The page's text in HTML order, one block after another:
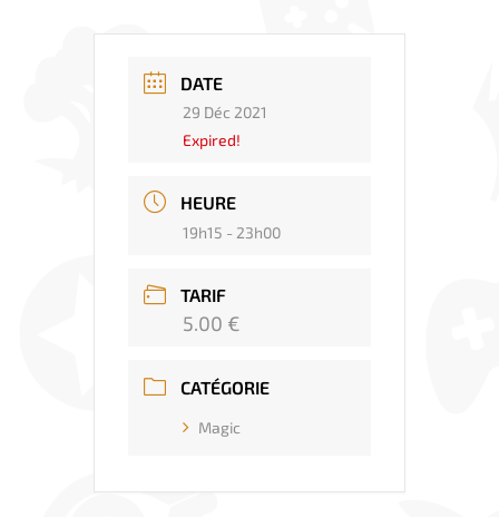
DATE
29 Déc 2021
Expired!
HEURE
19h15 - 23h00
TARIF
5.00 €
CATÉGORIE
Magic